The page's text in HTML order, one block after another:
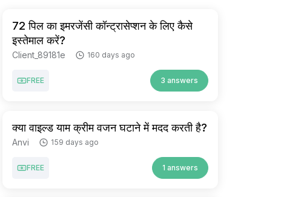
72 पिल का इमरजेंसी कॉन्ट्रासेप्शन के लिए कैसे
इस्तेमाल करें?
Client_89181e 160 days ago
FREE 3 answers
क्या वाइल्ड याम क्रीम वजन घटाने में मदद करती है?
Anvi 159 days ago
FREE 1 answers